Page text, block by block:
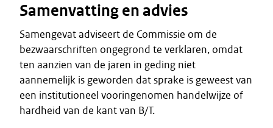
Samenvatting en advies
Samengevat adviseert de Commissie om de
bezwaarschriften ongegrond te verklaren, omdat
ten aanzien van de jaren in geding niet
aannemelijk is geworden dat sprake is geweest van
een institutioneel vooringenomen handelwijze of
hardheid van de kant van B/T.